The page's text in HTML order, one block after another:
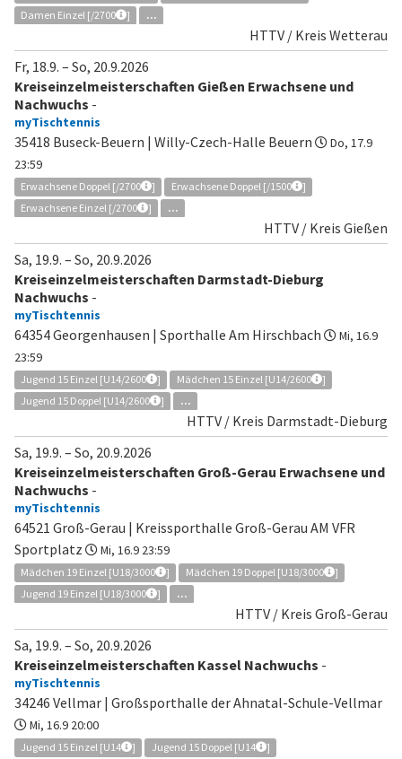
Damen Einzel [/2700
] ...
HTTV / Kreis Wetterau
Fr, 18.9. – So, 20.9.2026
Kreiseinzelmeisterschaften Gießen Erwachsene und
Nachwuchs -
myTischtennis
35418 Buseck-Beuern | Willy-Czech-Halle Beuern
Do, 17.9
23:59
Erwachsene Doppel [/2700 ] Erwachsene Doppel [/1500
]
Erwachsene Einzel [/2700
] ...
HTTV / Kreis Gießen
Sa, 19.9. – So, 20.9.2026
Kreiseinzelmeisterschaften Darmstadt-Dieburg
Nachwuchs -
myTischtennis
64354 Georgenhausen | Sporthalle Am Hirschbach
Mi, 16.9
23:59
Jugend 15 Einzel [U14/2600 ] Mädchen 15 Einzel [U14/2600
]
Jugend 15 Doppel [U14/2600
] ...
HTTV / Kreis Darmstadt-Dieburg
Sa, 19.9. – So, 20.9.2026
Kreiseinzelmeisterschaften Groß-Gerau Erwachsene und
Nachwuchs -
myTischtennis
64521 Groß-Gerau | Kreissporthalle Groß-Gerau AM VFR
Sportplatz
Mi, 16.9 23:59
Mädchen 19 Einzel [U18/3000 ] Mädchen 19 Doppel [U18/3000
]
Jugend 19 Einzel [U18/3000
] ...
HTTV / Kreis Groß-Gerau
Sa, 19.9. – So, 20.9.2026
Kreiseinzelmeisterschaften Kassel Nachwuchs -
myTischtennis
34246 Vellmar | Großsporthalle der Ahnatal-Schule-Vellmar
Mi, 16.9 20:00
Jugend 15 Einzel [U14 ] Jugend 15 Doppel [U14
]